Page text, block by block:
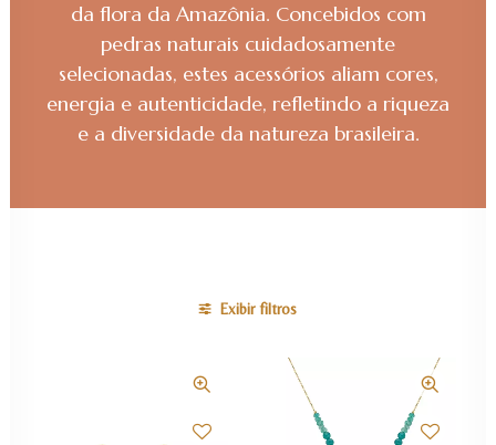
da flora da Amazônia. Concebidos com
pedras naturais cuidadosamente
selecionadas, estes acessórios aliam cores,
energia e autenticidade, refletindo a riqueza
e a diversidade da natureza brasileira.
Exibir filtros